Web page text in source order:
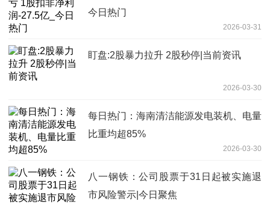
今日热门
2026-03-31
盯盘:2股暴力拉升 2股秒停|当前资讯
2026-03-30
每日热门：海南清洁能源发电装机、电量
比重均超85%
2026-03-30
八一钢铁：公司股票于31日起被实施退
市风险警示|今日聚焦